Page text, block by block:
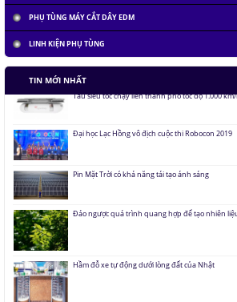
PHỤ TÙNG MÁY CẮT DÂY EDM
LINH KIỆN PHỤ TÙNG
TIN MỚI NHẤTTàu siêu tốc chạy liên thành phố tốc độ 1.000 km/h